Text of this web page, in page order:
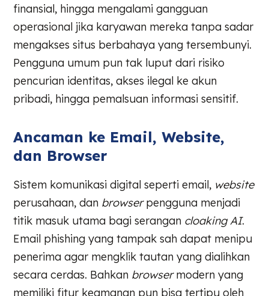
finansial, hingga mengalami gangguan
operasional jika karyawan mereka tanpa sadar
mengakses situs berbahaya yang tersembunyi.
Pengguna umum pun tak luput dari risiko
pencurian identitas, akses ilegal ke akun
pribadi, hingga pemalsuan informasi sensitif.
Ancaman ke Email, Website,
dan Browser
Sistem komunikasi digital seperti email, website
perusahaan, dan browserpengguna menjadi
titik masuk utama bagi serangan cloaking AI.
Email phishing yang tampak sah dapat menipu
penerima agar mengklik tautan yang dialihkan
secara cerdas. Bahkan browsermodern yang
memiliki fitur keamanan pun bisa tertipu oleh